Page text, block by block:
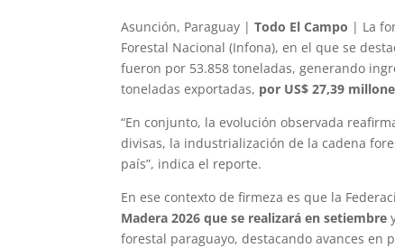
Asunción, Paraguay |Todo El Campo | La
Forestal Nacional (Infona), en el que se
fueron por 53.858 toneladas, generando
toneladas exportadas, por US$ 27,39
“En conjunto, la evolución observada
divisas, la industrialización de la cadena
país”, indica el reporte.
En ese contexto de firmeza es que la
Madera 2026 que se realizará en setiembre
forestal paraguayo, destacando avances